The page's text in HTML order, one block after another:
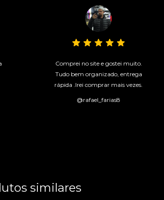
Comprei no site e gostei muito.
Tudo bem organizado, entrega
rápida .Irei comprar mais vezes.
@rafael_farias8
similares